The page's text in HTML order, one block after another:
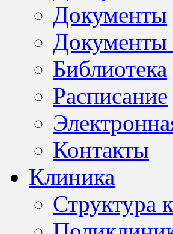
Документы
Библиотека
Расписание
Контакты
Клиника
Структура